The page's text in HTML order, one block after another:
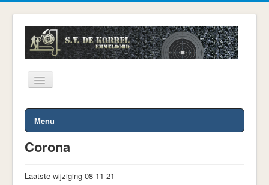
Toggle
Navigation
Menu
Corona
Laatste wijziging 08-11-21